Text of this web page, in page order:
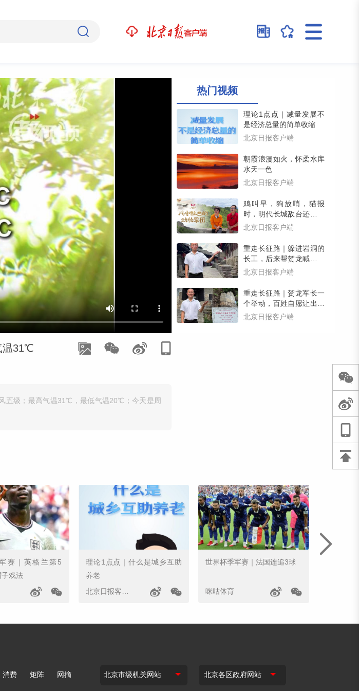
热门视频
理论1点点｜减量发展不
是经济总量的简单收缩
北京日报客户端
朝霞浪漫如火，怀柔水库
水天一色
北京日报客户端
鸡叫早，狗放哨，猫报
时，明代长城敌台还藏着
一支动物戍守军团（留言
北京日报客户端
重走长征路｜躲进岩洞的
长工，后来帮贺龙喊回了
逃跑的乡亲们，壮大了红
北京日报客户端
重走长征路｜贺龙军长一
个举动，百姓自愿让出家
宅，红三军在南腰界有了
北京日报客户端
温31℃
五级；最高气温31℃，最低气温20℃；今天是周
赛｜英格兰第5
戏法
理论1点点｜什么是城乡互助
养老
世界杯季军赛｜法国连追3球
咪咕体育
消费 矩阵 网摘